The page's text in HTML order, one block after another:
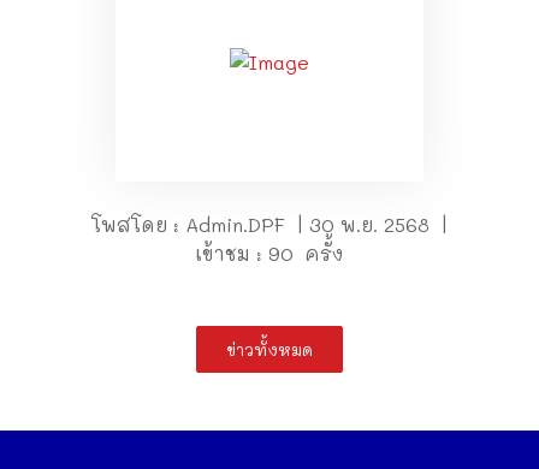
โพสโดย : Admin.DPF | 30 พ.ย. 2568 |
เข้าชม : 90 ครั้ง
ข่าวทั้งหมด